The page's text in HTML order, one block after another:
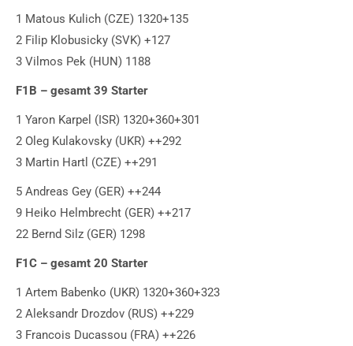
1 Matous Kulich (CZE) 1320+135
2 Filip Klobusicky (SVK) +127
3 Vilmos Pek (HUN) 1188
F1B – gesamt 39 Starter
1 Yaron Karpel (ISR) 1320+360+301
2 Oleg Kulakovsky (UKR) ++292
3 Martin Hartl (CZE) ++291
5 Andreas Gey (GER) ++244
9 Heiko Helmbrecht (GER) ++217
22 Bernd Silz (GER) 1298
F1C – gesamt 20 Starter
1 Artem Babenko (UKR) 1320+360+323
2 Aleksandr Drozdov (RUS) ++229
3 Francois Ducassou (FRA) ++226